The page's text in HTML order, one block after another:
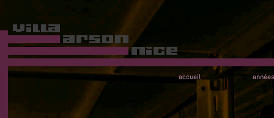
accueil années